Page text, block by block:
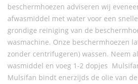
beschermhoezen adviseren wij
afwasmiddel met water voor een
grondige reiniging van de
wasmachine. Onze beschermhoezen
zonder centrifugeren) wassen. Neem
wasmiddel en voeg 1-2 dopjes
Mulsifan bindt enerzijds de olie van